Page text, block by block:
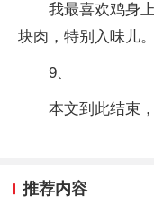
我最喜欢鸡身
块肉，特别入味儿。
9、
本文到此结束
推荐内容